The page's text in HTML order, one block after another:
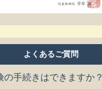
よくあるご質問
の手続きはできますか？